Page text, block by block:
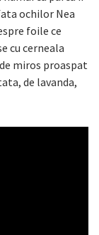
ochilor Nea
foile ce
cu cerneala
miros proaspat
de lavanda,